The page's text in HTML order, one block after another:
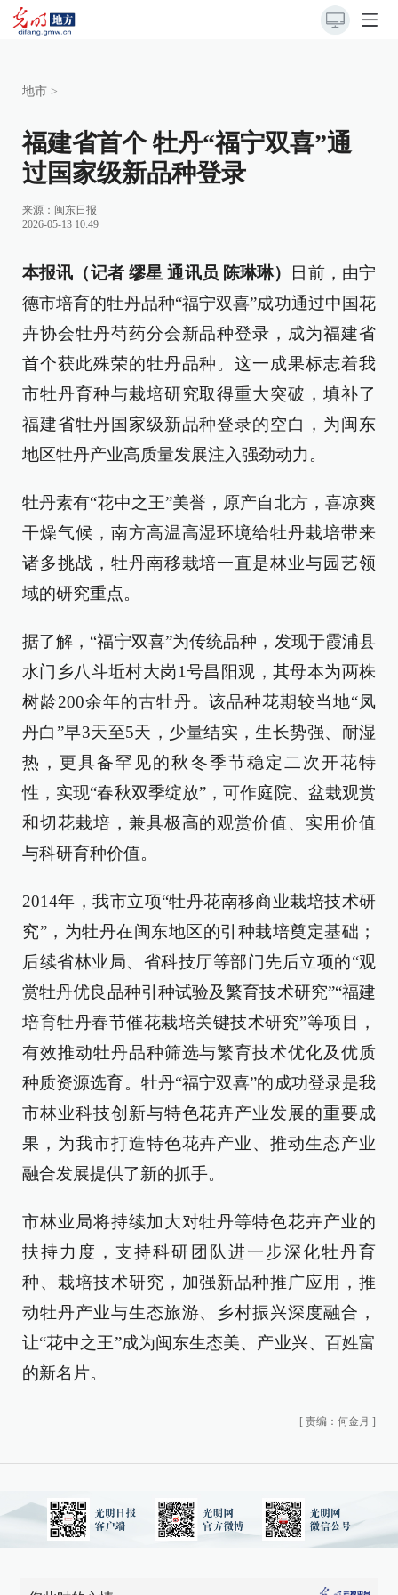
地市 >
福建省首个 牡丹“福宁双喜”通
过国家级新品种登录
来源： 闽东日报
2026-05-13 10:49
本报讯（记者 缪星 通讯员 陈琳琳）
日前，由宁
德市培育的牡丹品种“福宁双喜”成功通过中国花
卉协会牡丹芍药分会新品种登录，成为福建省
首个获此殊荣的牡丹品种。这一成果标志着我
市牡丹育种与栽培研究取得重大突破，填补了
福建省牡丹国家级新品种登录的空白，为闽东
地区牡丹产业高质量发展注入强劲动力。
牡丹素有“花中之王”美誉，原产自北方，喜凉爽
干燥气候，南方高温高湿环境给牡丹栽培带来
诸多挑战，牡丹南移栽培一直是林业与园艺领
域的研究重点。
据了解，“福宁双喜”为传统品种，发现于霞浦县
水门乡八斗坵村大岗1号昌阳观，其母本为两株
树龄200余年的古牡丹。该品种花期较当地“凤
丹白”早3天至5天，少量结实，生长势强、耐湿
热，更具备罕见的秋冬季节稳定二次开花特
性，实现“春秋双季绽放”，可作庭院、盆栽观赏
和切花栽培，兼具极高的观赏价值、实用价值
与科研育种价值。
2014年，我市立项“牡丹花南移商业栽培技术研
究”，为牡丹在闽东地区的引种栽培奠定基础；
后续省林业局、省科技厅等部门先后立项的“观
赏牡丹优良品种引种试验及繁育技术研究”“福建
培育牡丹春节催花栽培关键技术研究”等项目，
有效推动牡丹品种筛选与繁育技术优化及优质
种质资源选育。牡丹“福宁双喜”的成功登录是我
市林业科技创新与特色花卉产业发展的重要成
果，为我市打造特色花卉产业、推动生态产业
融合发展提供了新的抓手。
市林业局将持续加大对牡丹等特色花卉产业的
扶持力度，支持科研团队进一步深化牡丹育
种、栽培技术研究，加强新品种推广应用，推
动牡丹产业与生态旅游、乡村振兴深度融合，
让“花中之王”成为闽东生态美、产业兴、百姓富
的新名片。
[ 责编：何金月 ]